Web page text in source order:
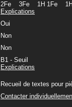
2Fe 3Fe 1H 1Fe
Explications
Oui
Non
Non
B1 - Seuil
Explications
Recueil de textes pour
Contacter